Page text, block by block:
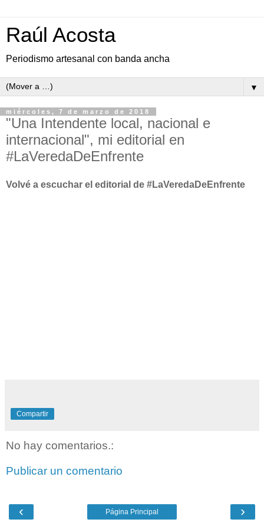
Raúl Acosta
Periodismo artesanal con banda ancha
▼
miércoles, 7 de marzo de 2018
"Una Intendente local, nacional e
internacional", mi editorial en
#LaVeredaDeEnfrente
Volvé a escuchar el editorial de #LaVeredaDeEnfrente
Compartir
No hay comentarios.:
Publicar un comentario
‹ ›
Página Principal